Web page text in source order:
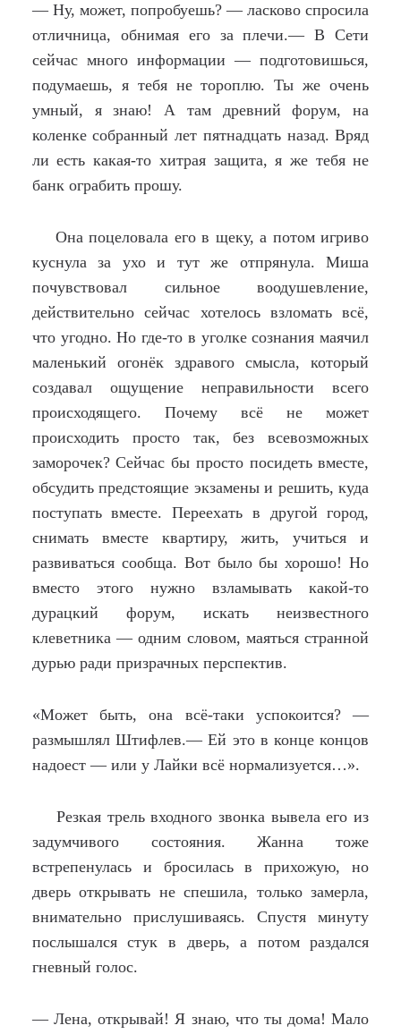
— Ну, может, попробуешь? — ласково спросила
отличница, обнимая его за плечи.— В Сети
сейчас много информации — подготовишься,
подумаешь, я тебя не тороплю. Ты же очень
умный, я знаю! А там древний форум, на
коленке собранный лет пятнадцать назад. Вряд
ли есть какая-то хитрая защита, я же тебя не
банк ограбить прошу.
Она поцеловала его в щеку, а потом игриво
куснула за ухо и тут же отпрянула. Миша
почувствовал сильное воодушевление,
действительно сейчас хотелось взломать всё,
что угодно. Но где-то в уголке сознания маячил
маленький огонёк здравого смысла, который
создавал ощущение неправильности всего
происходящего. Почему всё не может
происходить просто так, без всевозможных
заморочек? Сейчас бы просто посидеть вместе,
обсудить предстоящие экзамены и решить, куда
поступать вместе. Переехать в другой город,
снимать вместе квартиру, жить, учиться и
развиваться сообща. Вот было бы хорошо! Но
вместо этого нужно взламывать какой-то
дурацкий форум, искать неизвестного
клеветника — одним словом, маяться странной
дурью ради призрачных перспектив.
«Может быть, она всё-таки успокоится? —
размышлял Штифлев.— Ей это в конце концов
надоест — или у Лайки всё нормализуется…».
Резкая трель входного звонка вывела его из
задумчивого состояния. Жанна тоже
встрепенулась и бросилась в прихожую, но
дверь открывать не спешила, только замерла,
внимательно прислушиваясь. Спустя минуту
послышался стук в дверь, а потом раздался
гневный голос.
— Лена, открывай! Я знаю, что ты дома! Мало